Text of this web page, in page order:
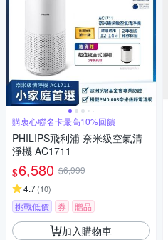
購衷心聯名卡最高10%回饋
PHILIPS飛利浦 奈米級空氣清
淨機 AC1711
$6,580 $6,999
4.7(10)
挑戰低價 券 贈品
加入購物車